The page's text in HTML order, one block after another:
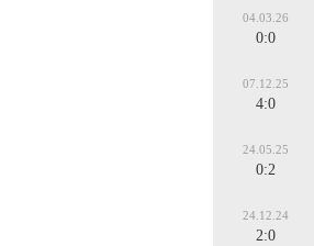
04.03.26
0:0
07.12.25
4:0
24.05.25
0:2
24.12.24
2:0